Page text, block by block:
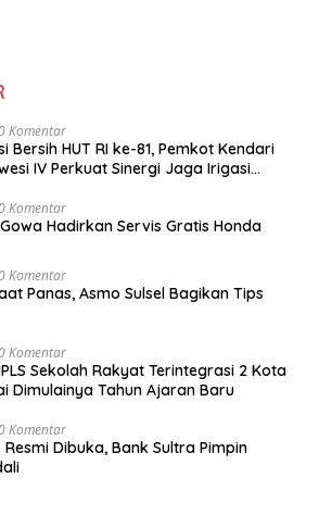
Komentar
Bersih HUT RI ke-81, Pemkot Kendari
IV Perkuat Sinergi Jaga Irigasi
Komentar
Hadirkan Servis Gratis Honda
Komentar
Panas, Asmo Sulsel Bagikan Tips
Komentar
Sekolah Rakyat Terintegrasi 2 Kota
Dimulainya Tahun Ajaran Baru
Komentar
Dibuka, Bank Sultra Pimpin